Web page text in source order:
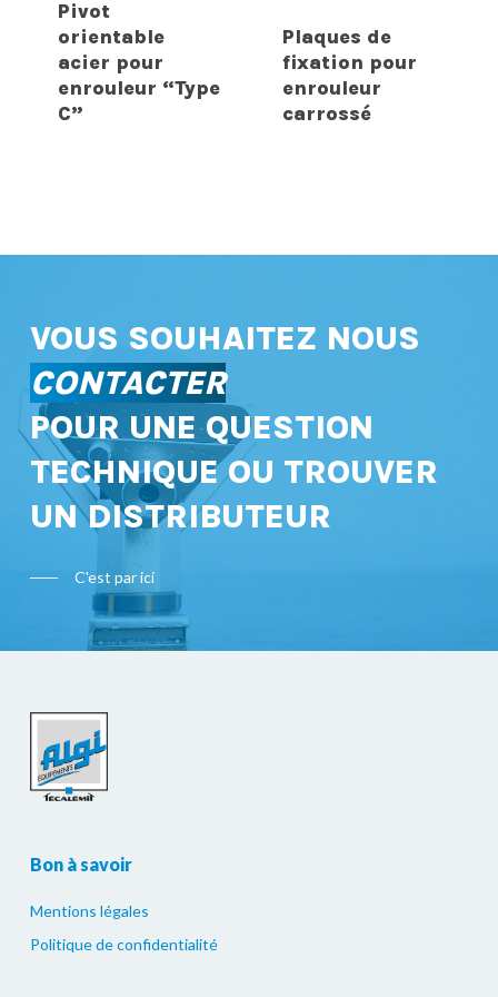
Pivot
orientable
acier pour
enrouleur “Type
C”
Plaques de
fixation pour
enrouleur
carrossé
VOUS SOUHAITEZ NOUS
CONTACTER
POUR UNE QUESTION
TECHNIQUE OU TROUVER
UN DISTRIBUTEUR
C'est par ici
Bon à savoir
Mentions légales
Politique de confidentialité